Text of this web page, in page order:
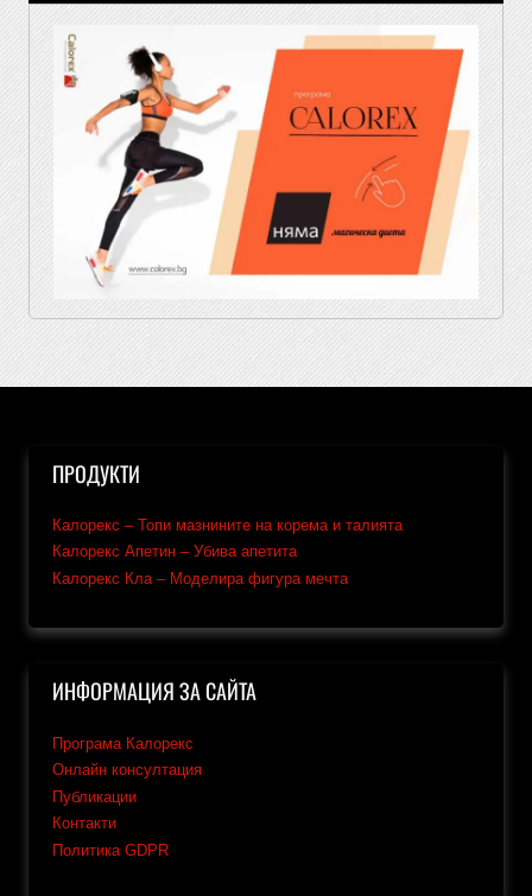
ПРОДУКТИ
Калорекс – Топи мазнините на корема и талията
Калорекс Апетин – Убива апетита
Калорекс Кла – Моделира фигура мечта
ИНФОРМАЦИЯ ЗА САЙТА
Програма Калорекс
Онлайн консултация
Публикации
Контакти
Политика GDPR